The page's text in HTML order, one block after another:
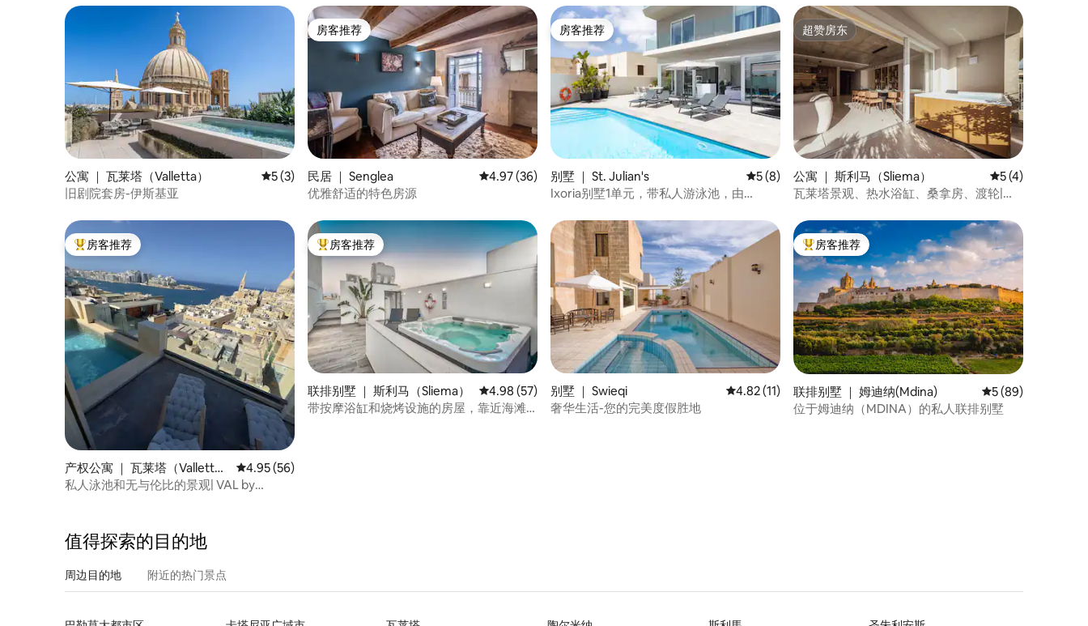
公寓 ｜ 瓦莱塔（Valletta） 平均评分 5 分（满分 5 分），共 3 条评价
5 (3)
旧剧院套房-伊斯基亚
房客推荐
房客推荐
民居 ｜ Senglea 平均评分 4.97 分（满分 5 分），共 36 条评价
4.97 (36)
优雅舒适的特色房源
房客推荐
房客推荐
别墅 ｜ St. Julian's 平均评分 5 分（满分 5 分），共 8 条评价
5 (8)
Ixoria别墅1单元，带私人游泳池，由
超赞房东
超赞房东
公寓 ｜ 斯利马（Sliema） 平均评分 5 分（
5 (4)
瓦莱塔景观、热水浴缸、桑拿房、渡轮|
热门「房客推荐」
房客推荐
产权公寓 ｜ 瓦莱塔（Vallett
a）
平均评分 4.95 分（满分 5 分），共 56 条评价
4.95 (56)
私人泳池和无与伦比的景观| VAL by
热门「房客推荐」
房客推荐
联排别墅 ｜ 斯利马（Sliema） 平均评分 4.98 分（满分 5 分），共 57 条评价
4.98 (57)
带按摩浴缸和烧烤设施的房屋，靠近海滩
别墅 ｜ Swieqi 平均评分 4.82 分（满分 5 分），共 11 条评价
4.82 (11)
奢华生活-您的完美度假胜地
热门「房客推荐」
房客推荐
联排别墅 ｜ 姆迪纳(Mdina) 平均评分 5 分（满
5 (89)
位于姆迪纳（MDINA）的私人联排别墅
值得探索的目的地
周边目的地 附近的热门景点